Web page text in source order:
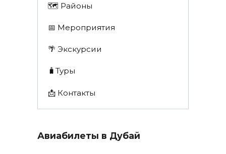
🗺 Районы
📅 Мероприятия
🌴 Экскурсии
🧳Туры
📩 Контакты
Авиабилеты в Дубай